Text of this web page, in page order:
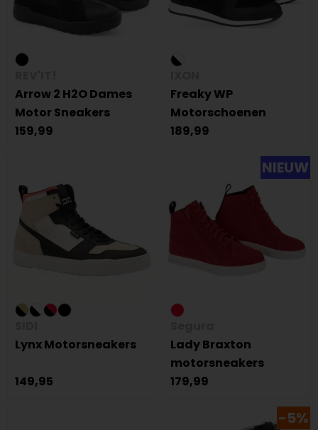
Arrow 2 H2O Dames
Motor Sneakers
159,99
Freaky WP
Motorschoenen
189,99
Lynx Motorsneakers
149,95
NIEUW
Lady Braxton
motorsneakers
179,99
-5%